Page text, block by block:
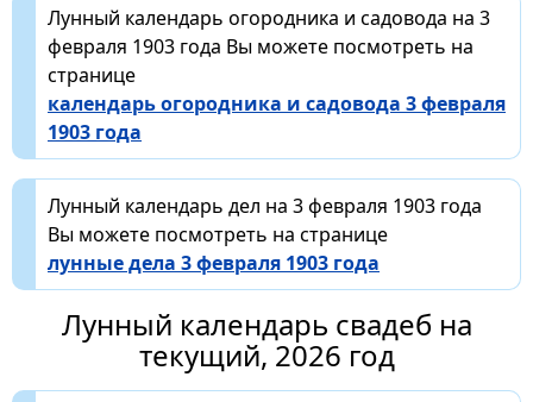
Лунный календарь огородника и садовода на 3
февраля 1903 года Вы можете посмотреть на
странице
календарь огородника и садовода 3 февраля
1903 года
Лунный календарь дел на 3 февраля 1903 года
Вы можете посмотреть на странице
лунные дела 3 февраля 1903 года
Лунный календарь свадеб на
текущий, 2026 год